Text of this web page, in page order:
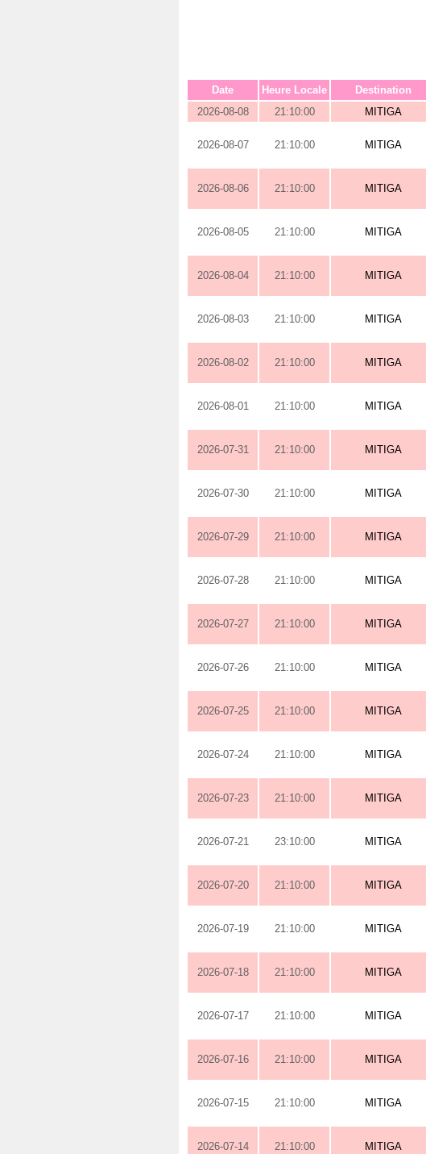
Date Heure Locale Destination
2026-08-08
21:10:00 MITIGA
2026-08-07 21:10:00 MITIGA
2026-08-06 21:10:00 MITIGA
2026-08-05 21:10:00 MITIGA
2026-08-04 21:10:00 MITIGA
2026-08-03 21:10:00 MITIGA
2026-08-02 21:10:00 MITIGA
2026-08-01 21:10:00 MITIGA
2026-07-31 21:10:00 MITIGA
2026-07-30 21:10:00 MITIGA
2026-07-29 21:10:00 MITIGA
2026-07-28 21:10:00 MITIGA
2026-07-27 21:10:00 MITIGA
2026-07-26 21:10:00 MITIGA
2026-07-25 21:10:00 MITIGA
2026-07-24 21:10:00 MITIGA
2026-07-23 21:10:00 MITIGA
2026-07-21 23:10:00 MITIGA
2026-07-20 21:10:00 MITIGA
2026-07-19 21:10:00 MITIGA
2026-07-18 21:10:00 MITIGA
2026-07-17 21:10:00 MITIGA
2026-07-16 21:10:00 MITIGA
2026-07-15 21:10:00 MITIGA
2026-07-14 21:10:00 MITIGA